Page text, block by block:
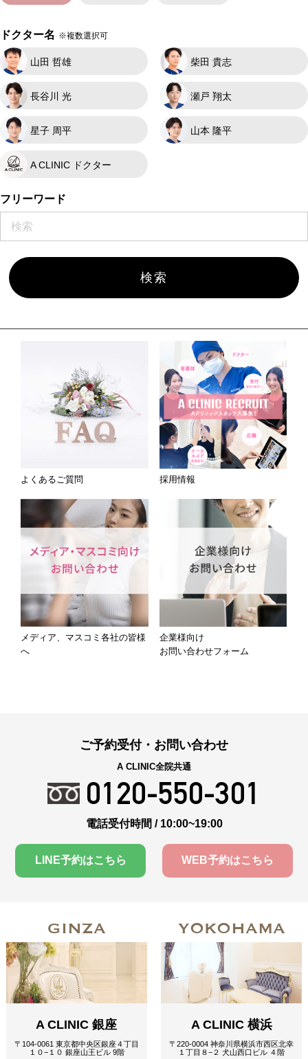
ドクター名 ※複数選択可
山田 哲雄 柴田 貴志
長谷川 光 瀬戸 翔太
星子 周平 山本 隆平
A CLINIC ドクター
フリーワード
よくあるご質問 採用情報
メディア、マスコミ各社の皆様
へ
企業様向け
お問い合わせフォーム
ご予約受付・お問い合わせ
A CLINIC全院共通
0120-550-301
電話受付時間 / 10:00~19:00
LINE予約はこちら WEB予約はこちら
GINZA
A CLINIC 銀座
〒104-0061 東京都中央区銀座４丁目
１０−１０ 銀座山王ビル 9階
YOKOHAMA
A CLINIC 横浜
〒220-0004 神奈川県横浜市西区北幸
１丁目８−２ 犬山西口ビル ４階